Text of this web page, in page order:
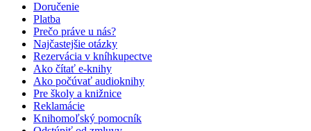
Doručenie
Platba
Prečo práve u nás?
Najčastejšie otázky
Rezervácia v kníhkupectve
Ako čítať e-knihy
Ako počúvať audioknihy
Pre školy a knižnice
Reklamácie
Knihomoľský pomocník